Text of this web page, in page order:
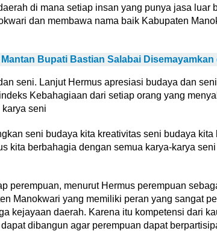
di mana setiap insan yang punya jasa luar
dan membawa nama baik Kabupaten
Bupati Bastian Salabai
seni. Lanjut Hermus apresiasi budaya dan
Kebahagiaan dari setiap orang yang
seni
seni budaya kita kreativitas seni budaya
kita berbahagia dengan semua karya-karya
perempuan, menurut Hermus perempuan
Manokwari yang memiliki peran yang sangat
kejayaan daerah. Karena itu kompetensi dari
dibangun agar perempuan dapat